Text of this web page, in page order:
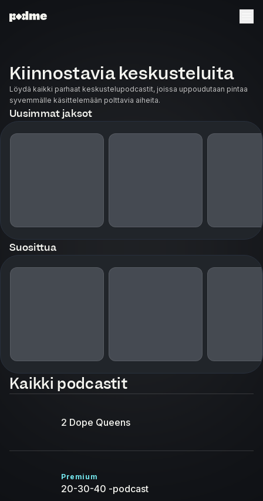
Kiinnostavia keskusteluita
Löydä kaikki parhaat keskustelupodcastit, joissa uppoudutaan pintaa
syvemmälle käsittelemään polttavia aiheita.
Uusimmat jaksot
Suosittua
Kaikki podcastit
2 Dope Queens
Premium
20-30-40 -podcast